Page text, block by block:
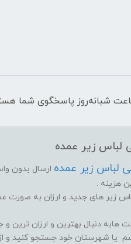
لباس زیر عمده
لباس زیر عمده ارسال بدون
هزینه .
زیر های جدید و ارزان به
هابه دنبال بهترین و ارزان ترین و
یا شهرستان خود جستجو کنید و از